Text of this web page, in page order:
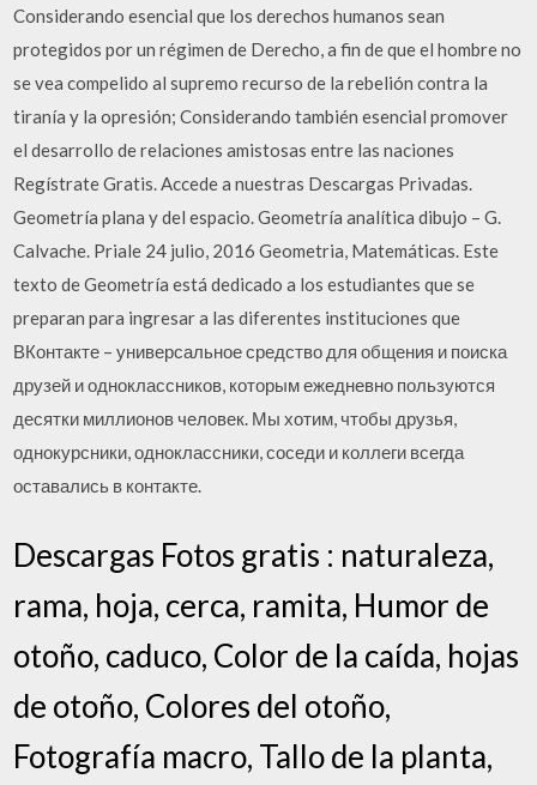
Considerando esencial que los derechos humanos sean
protegidos por un régimen de Derecho, a fin de que el hombre no
se vea compelido al supremo recurso de la rebelión contra la
tiranía y la opresión; Considerando también esencial promover
el desarrollo de relaciones amistosas entre las naciones
Regístrate Gratis. Accede a nuestras Descargas Privadas.
Geometría plana y del espacio. Geometría analítica dibujo – G.
Calvache. Priale 24 julio, 2016 Geometria, Matemáticas. Este
texto de Geometría está dedicado a los estudiantes que se
preparan para ingresar a las diferentes instituciones que
ВКонтакте – универсальное средство для общения и поиска
друзей и одноклассников, которым ежедневно пользуются
десятки миллионов человек. Мы хотим, чтобы друзья,
однокурсники, одноклассники, соседи и коллеги всегда
оставались в контакте.
Descargas Fotos gratis : naturaleza,
rama, hoja, cerca, ramita, Humor de
otoño, caduco, Color de la caída, hojas
de otoño, Colores del otoño,
Fotografía macro, Tallo de la planta,